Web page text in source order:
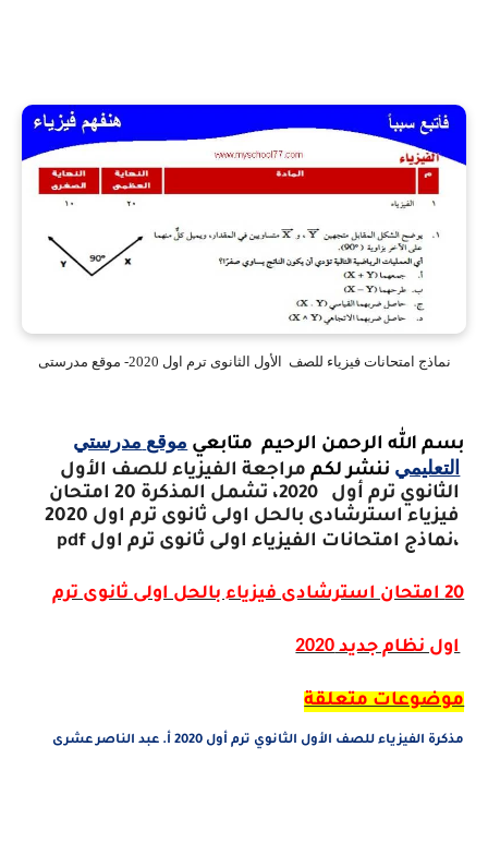
نماذج امتحانات فيزياء للصف الأول الثانوى ترم اول 2020- موقع مدرستى
بسم الله الرحمن الرحيم متابعيموقع مدرستي
التعليمي ننشر لكم مراجعة الفيزياء للصف الأول
الثانوي ترم أول
2020
، تشمل المذكرة 20 امتحان
فيزياء استرشادى بالحل اولى ثانوى ترم اول 2020
،نماذج امتحانات الفيزياء اولى ثانوى ترم اول pdf
20 امتحان استرشادى فيزياء بالحل اولى ثانوى ترم
اول نظام جديد2020
موضوعات متعلقة
مذكرة الفيزياء للصف الأول الثانوي ترم أول 2020 أ. عبد الناصر عشرى